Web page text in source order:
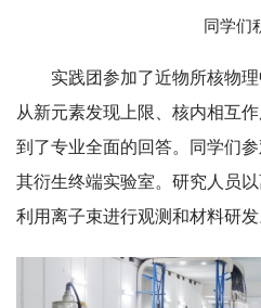
同学们
实践团参加了近物所核物
从新元素发现上限、核内相互
到了专业全面的回答。同学们
其衍生终端实验室。研究人员
利用离子束进行观测和材料研发